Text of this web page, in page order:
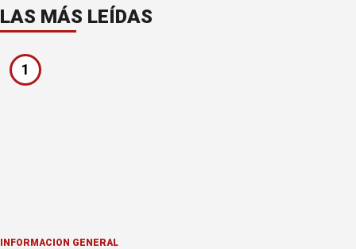
LAS MÁS LEÍDAS
1
INFORMACION GENERAL